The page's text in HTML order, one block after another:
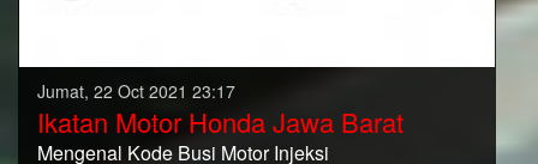
Jumat, 22 Oct 2021 23:17
Ikatan Motor Honda Jawa Barat
Mengenal Kode Busi Motor Injeksi